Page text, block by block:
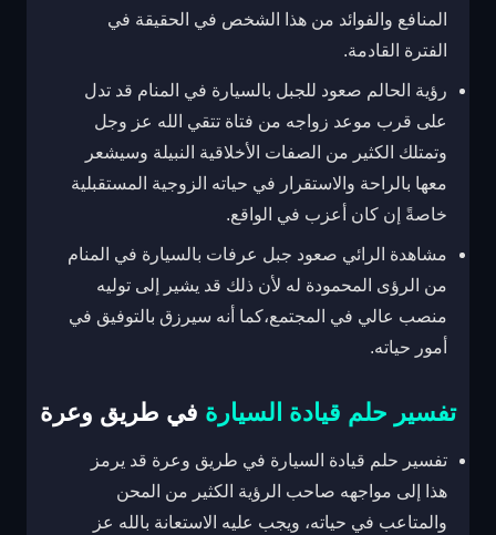
المنافع والفوائد من هذا الشخص في الحقيقة في
الفترة القادمة.
رؤية الحالم صعود للجبل بالسيارة في المنام قد تدل
على قرب موعد زواجه من فتاة تتقي الله عز وجل
وتمتلك الكثير من الصفات الأخلاقية النبيلة وسيشعر
معها بالراحة والاستقرار في حياته الزوجية المستقبلية
خاصةً إن كان أعزب في الواقع.
مشاهدة الرائي صعود جبل عرفات بالسيارة في المنام
من الرؤى المحمودة له لأن ذلك قد يشير إلى توليه
منصب عالي في المجتمع،كما أنه سيرزق بالتوفيق في
أمور حياته.
تفسير حلم قيادة السيارة في طريق وعرة
تفسير حلم قيادة السيارة في طريق وعرة قد يرمز
هذا إلى مواجهه صاحب الرؤية الكثير من المحن
والمتاعب في حياته، ويجب عليه الاستعانة بالله عز